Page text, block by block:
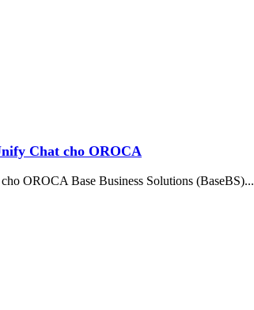
Chat cho OROCA
OROCA Base Business Solutions (BaseBS)...